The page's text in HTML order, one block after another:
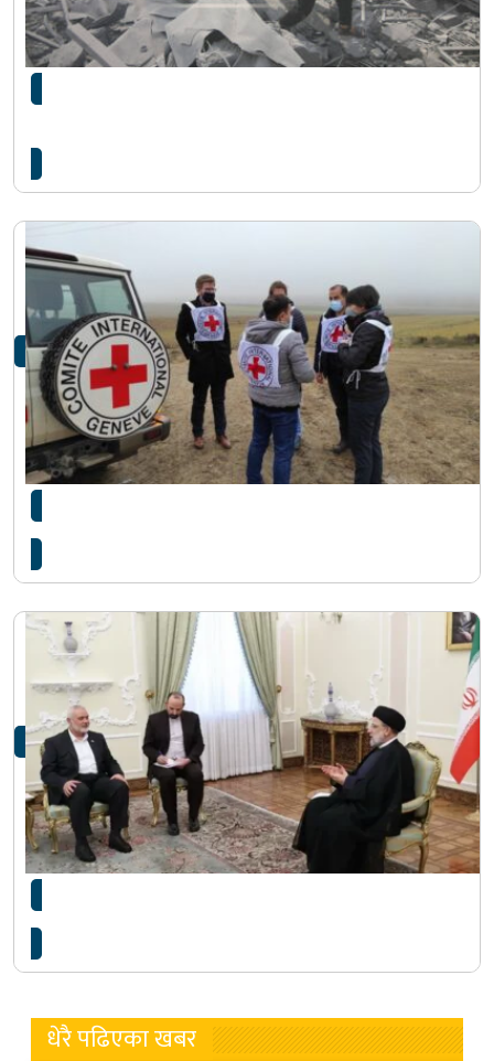
गाजा सहर खाली गर्न सर्वसाधारणलाई इजराइली सेनाको
आदेश
हमास र इजराइलसँग सम्पर्कमा रहेको रेडक्रसको भनाइ
इरानका राष्ट्रपतिद्वारा हमास नेतासँग कुराकानी
धेरै पढिएका खबर